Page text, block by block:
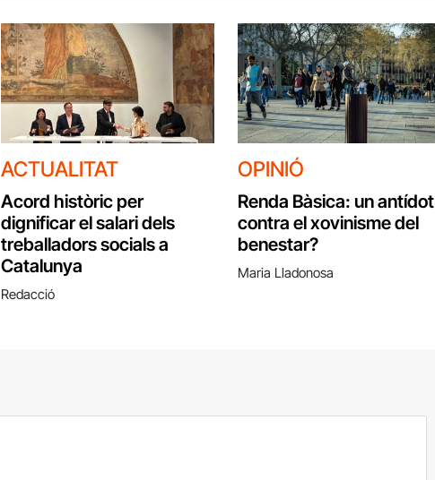
ACTUALITAT
Acord històric per
dignificar el salari dels
treballadors socials a
Catalunya
Redacció
OPINIÓ
Renda Bàsica: un antídot
contra el xovinisme del
benestar?
Maria Lladonosa